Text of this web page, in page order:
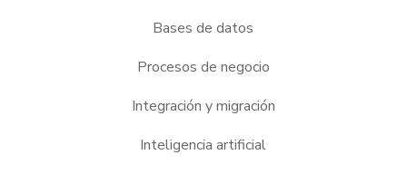
Bases de datos
Procesos de negocio
Integración y migración
Inteligencia artificial